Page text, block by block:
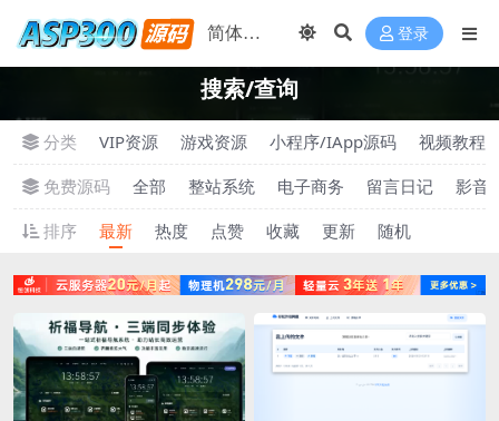
登录
搜索/查询
分类 VIP资源 游戏资源 小程序/IApp源码
视频教程
免费源码
全部 整站系统 电子商务 留言日记
影音
排序
最新 热度 点赞 收藏 更新 随机